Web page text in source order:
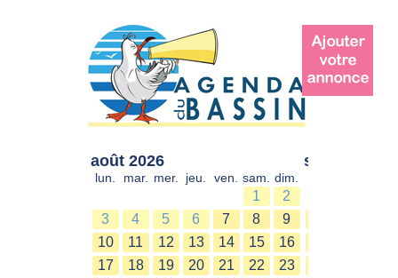
août 2026
lun. mar. mer. jeu. ven. sam. dim.
1
2
3
4 5 6 7 8
9
10
11 12 13 14 15
16
17
18 19 20 21 22
23
sept. 2026